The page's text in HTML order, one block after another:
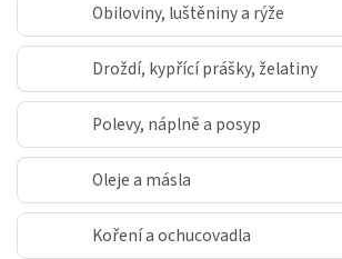
Obiloviny, luštěniny a rýže
Droždí, kypřící prášky, želatiny
Polevy, náplně a posyp
Oleje a másla
Koření a ochucovadla